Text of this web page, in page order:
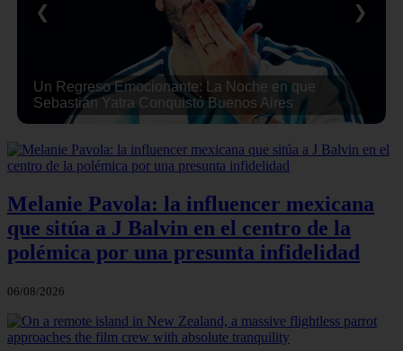
Un Regreso Emocionante: La Noche en que
Sebastián Yatra Conquistó Buenos Aires
❮ ❯
Melanie Pavola: la influencer mexicana
que sitúa a J Balvin en el centro de la
polémica por una presunta infidelidad
06/08/2026